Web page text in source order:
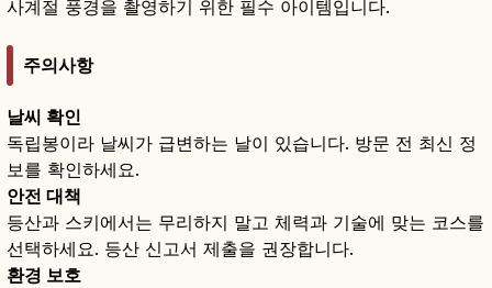
사계절 풍경을 촬영하기 위한 필수 아이템입니다.
주의사항
날씨 확인
독립봉이라 날씨가 급변하는 날이 있습니다. 방문 전 최신 정
보를 확인하세요.
안전 대책
등산과 스키에서는 무리하지 말고 체력과 기술에 맞는 코스를
선택하세요. 등산 신고서 제출을 권장합니다.
환경 보호